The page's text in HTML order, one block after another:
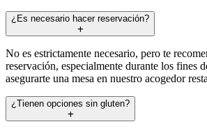
¿Es necesario hacer reservación?
No es estrictamente necesario, pero te
reservación, especialmente durante los fines
asegurarte una mesa en nuestro acogedor
¿Tienen opciones sin gluten?